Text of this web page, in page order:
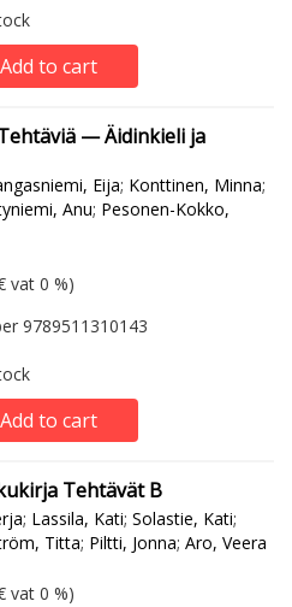
Add to cart
— Äidinkieli ja
Eija; Konttinen, Minna;
Anu; Pesonen-Kokko,
hinta
vat 0 %)
9789511310143
Add to cart
Tehtävät B
; Lassila, Kati; Solastie, Kati;
Titta; Piltti, Jonna; Aro, Veera
hinta
vat 0 %)